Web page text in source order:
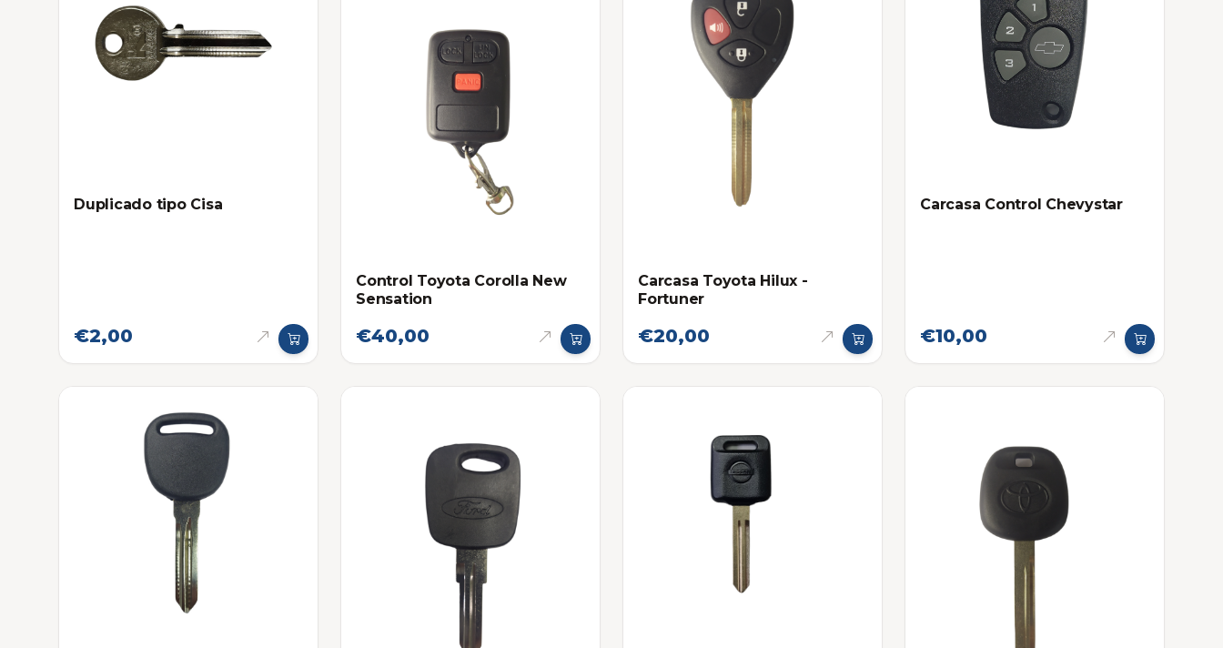
Duplicado tipo Cisa
€2,00
Control Toyota Corolla New
Sensation
€40,00
Carcasa Toyota Hilux -
Fortuner
€20,00
Carcasa Control Chevystar
€10,00